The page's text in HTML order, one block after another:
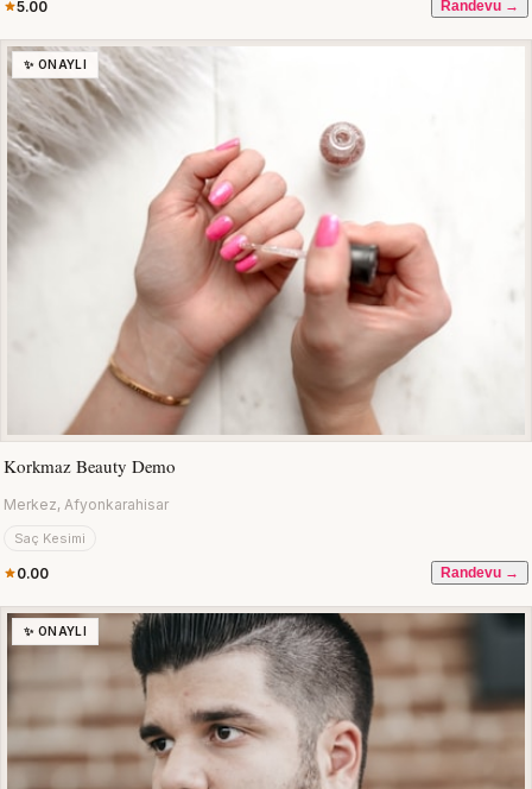
5.00 Randevu →
✨ ONAYLI
Korkmaz Beauty Demo
Merkez, Afyonkarahisar
Saç Kesimi
0.00 Randevu →
✨ ONAYLI